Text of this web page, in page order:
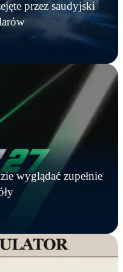
przez saudyjski
wyglądać zupełnie